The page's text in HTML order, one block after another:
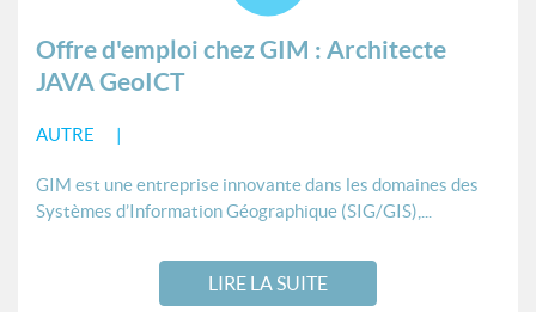
Offre d'emploi chez GIM : Architecte
JAVA GeoICT
AUTRE
GIM est une entreprise innovante dans les domaines des
Systèmes d’Information Géographique (SIG/GIS),...
LIRE LA SUITE